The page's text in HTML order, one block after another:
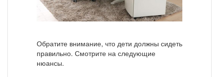
Обратите внимание, что дети должны сидеть
правильно. Смотрите на следующие
нюансы.